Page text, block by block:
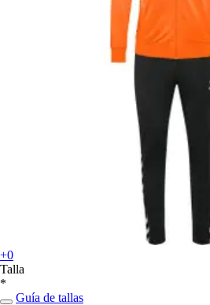
+0
Talla
*
Guía de tallas